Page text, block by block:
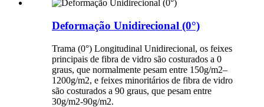
Deformação Unidirecional (0°)
Trama (0°) Longitudinal Unidirecional, os feixes
principais de fibra de vidro são costurados a 0
graus, que normalmente pesam entre 150g/m2–
1200g/m2, e feixes minoritários de fibra de vidro
são costurados a 90 graus, que pesam entre
30g/m2-90g/m2.